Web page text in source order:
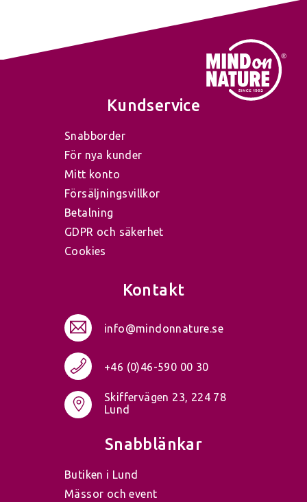
Kundservice
Snabborder
För nya kunder
Mitt konto
Försäljningsvillkor
Betalning
GDPR och säkerhet
Cookies
Kontakt
info@mindonnature.se
+46 (0)46-590 00 30
Skiffervägen 23, 224 78
Lund
Snabblänkar
Butiken i Lund
Mässor och event